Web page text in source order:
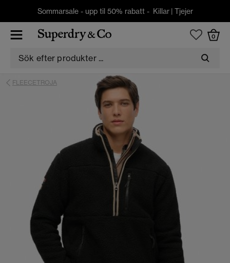
Sommarsale - upp til 50% rabatt - Killar| Tjejer
0
FLEECETROJA